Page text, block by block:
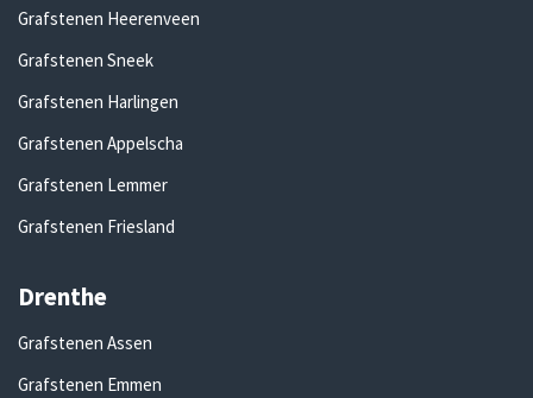
Grafstenen Heerenveen
Grafstenen Sneek
Grafstenen Harlingen
Grafstenen Appelscha
Grafstenen Lemmer
Grafstenen Friesland
Drenthe
Grafstenen Assen
Grafstenen Emmen